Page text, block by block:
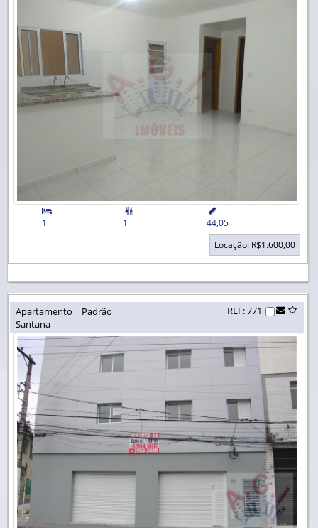
1

1

44,05
Locação: R$1.600,00
Apartamento | Padrão
Santana
REF: 771